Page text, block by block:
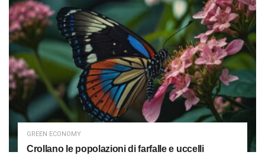
GREEN ECONOMY
Crollano le popolazioni di farfalle e uccelli